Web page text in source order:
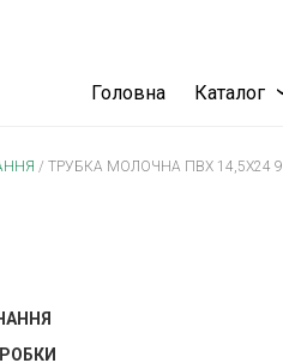
Головна Каталог
/ ТРУБКА МОЛОЧНА ПВХ 14,5Х24